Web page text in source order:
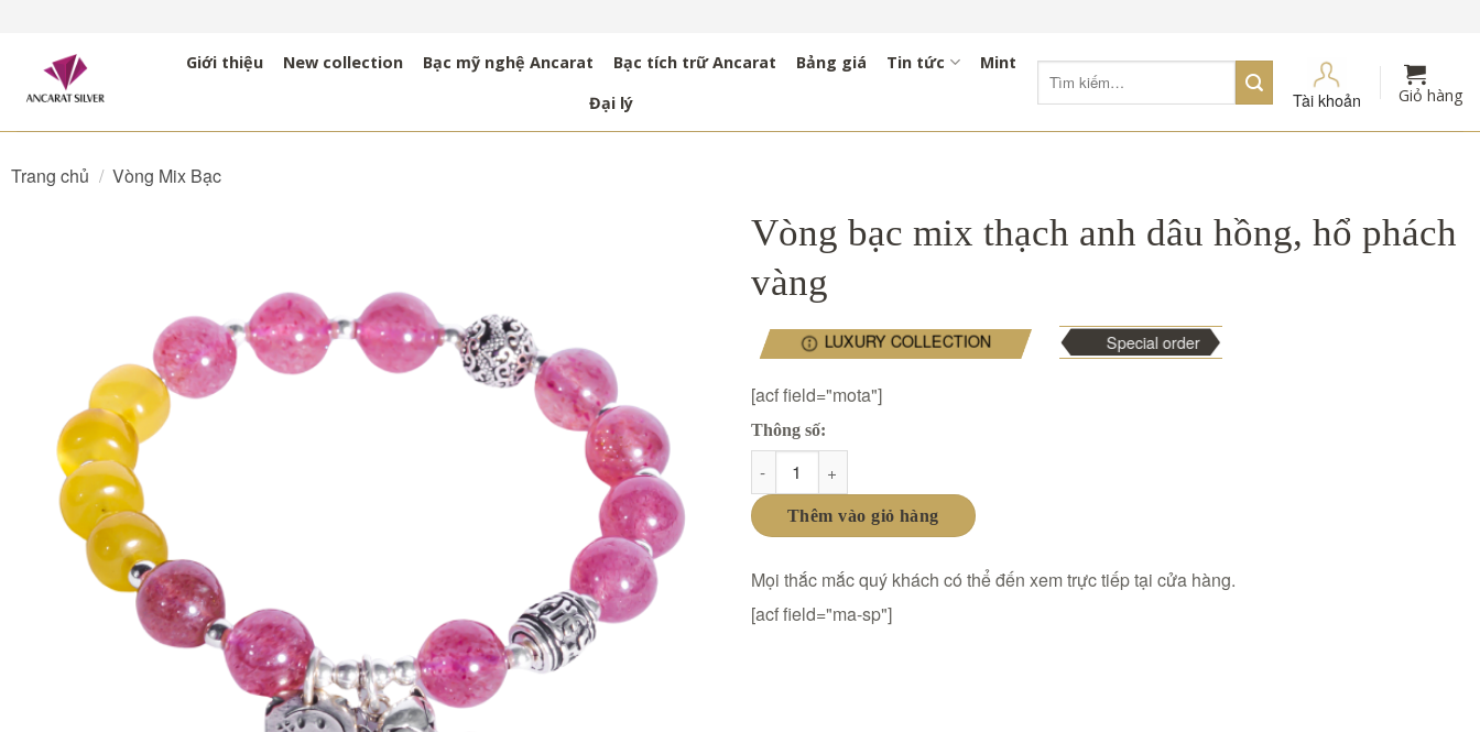
dung
Giới thiệu New collection Bạc mỹ nghệ Ancarat Bạc tích trữ Ancarat Bảng giá Tin tức
Mint
Đại lý
kiếm:
Tài khoản Giỏ hàng
Trang chủ / Vòng Mix Bạc
Vòng bạc mix thạch anh dâu hồng, hổ phách
vàng
LUXURY COLLECTION Special order
[acf field="mota"]
Thông số:
Thêm vào giỏ hàng
Mọi thắc mắc quý khách có thể đến xem trực tiếp tại cửa hàng.
[acf field="ma-sp"]